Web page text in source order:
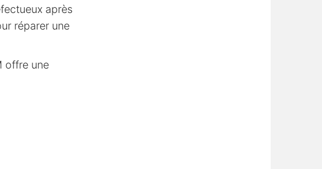
après
réparer une
offre une